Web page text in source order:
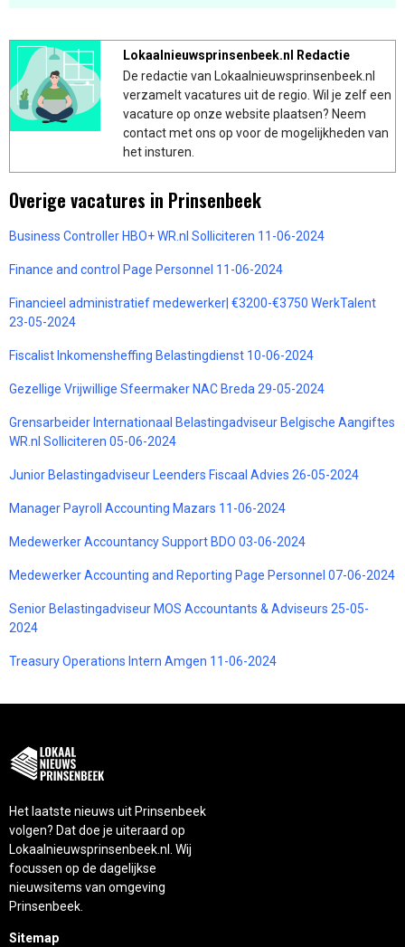
Lokaalnieuwsprinsenbeek.nl Redactie
De redactie van Lokaalnieuwsprinsenbeek.nl
verzamelt vacatures uit de regio. Wil je zelf een
vacature op onze website plaatsen? Neem
contact met ons op voor de mogelijkheden van
het insturen.
Overige vacatures in Prinsenbeek
Business Controller HBO+ WR.nl Solliciteren 11-06-2024
Finance and control Page Personnel 11-06-2024
Financieel administratief medewerker| €3200-€3750 WerkTalent
23-05-2024
Fiscalist Inkomensheffing Belastingdienst 10-06-2024
Gezellige Vrijwillige Sfeermaker NAC Breda 29-05-2024
Grensarbeider Internationaal Belastingadviseur Belgische Aangiftes
WR.nl Solliciteren 05-06-2024
Junior Belastingadviseur Leenders Fiscaal Advies 26-05-2024
Manager Payroll Accounting Mazars 11-06-2024
Medewerker Accountancy Support BDO 03-06-2024
Medewerker Accounting and Reporting Page Personnel 07-06-2024
Senior Belastingadviseur MOS Accountants & Adviseurs 25-05-
2024
Treasury Operations Intern Amgen 11-06-2024
Het laatste nieuws uit Prinsenbeek
volgen? Dat doe je uiteraard op
Lokaalnieuwsprinsenbeek.nl. Wij
focussen op de dagelijkse
nieuwsitems van omgeving
Prinsenbeek.
Sitemap